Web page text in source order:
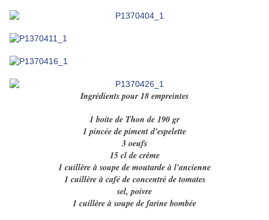
Ingrédients pour 18 empreintes
1 boite de Thon de 190 gr
1 pincée de piment d'espelette
3 oeufs
15 cl de crème
1 cuillère à soupe de moutarde à l'ancienne
1 cuillère à café de concentré de tomates
sel, poivre
1 cuillère à soupe de farine bombée